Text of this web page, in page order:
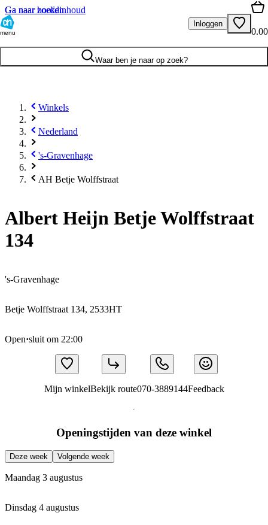
Ga naar hoofdinhoud
Ga naar zoeken
menu
Inloggen
0.00
Waar ben je naar op zoek?
Winkels
Nederland
's-Gravenhage
AH Betje Wolffstraat
Albert Heijn Betje Wolffstraat
134
's-Gravenhage
Betje Wolffstraat 134, 2533HT
Open·sluit om 22:00
Mijn winkelBekijk route070-3889144Feedback
Openingstijden van deze winkel
Deze week Volgende week
Maandag 3 augustus
Dinsdag 4 augustus